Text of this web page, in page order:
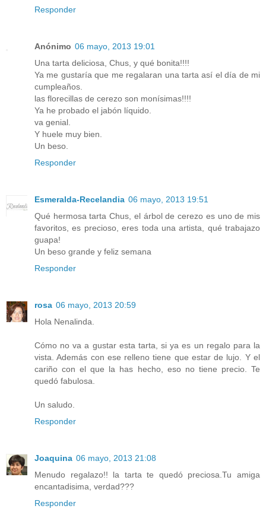
Responder
Anónimo 06 mayo, 2013 19:01
Una tarta deliciosa, Chus, y qué bonita!!!!
Ya me gustaría que me regalaran una tarta así el día de mi
cumpleaños.
las florecillas de cerezo son monísimas!!!!
Ya he probado el jabón líquido.
va genial.
Y huele muy bien.
Un beso.
Responder
Esmeralda-Recelandia 06 mayo, 2013 19:51
Qué hermosa tarta Chus, el árbol de cerezo es uno de mis
favoritos, es precioso, eres toda una artista, qué trabajazo
guapa!
Un beso grande y feliz semana
Responder
rosa 06 mayo, 2013 20:59
Hola Nenalinda.
Cómo no va a gustar esta tarta, si ya es un regalo para la
vista. Además con ese relleno tiene que estar de lujo. Y el
cariño con el que la has hecho, eso no tiene precio. Te
quedó fabulosa.
Un saludo.
Responder
Joaquina 06 mayo, 2013 21:08
Menudo regalazo!! la tarta te quedó preciosa.Tu amiga
encantadisima, verdad???
Responder